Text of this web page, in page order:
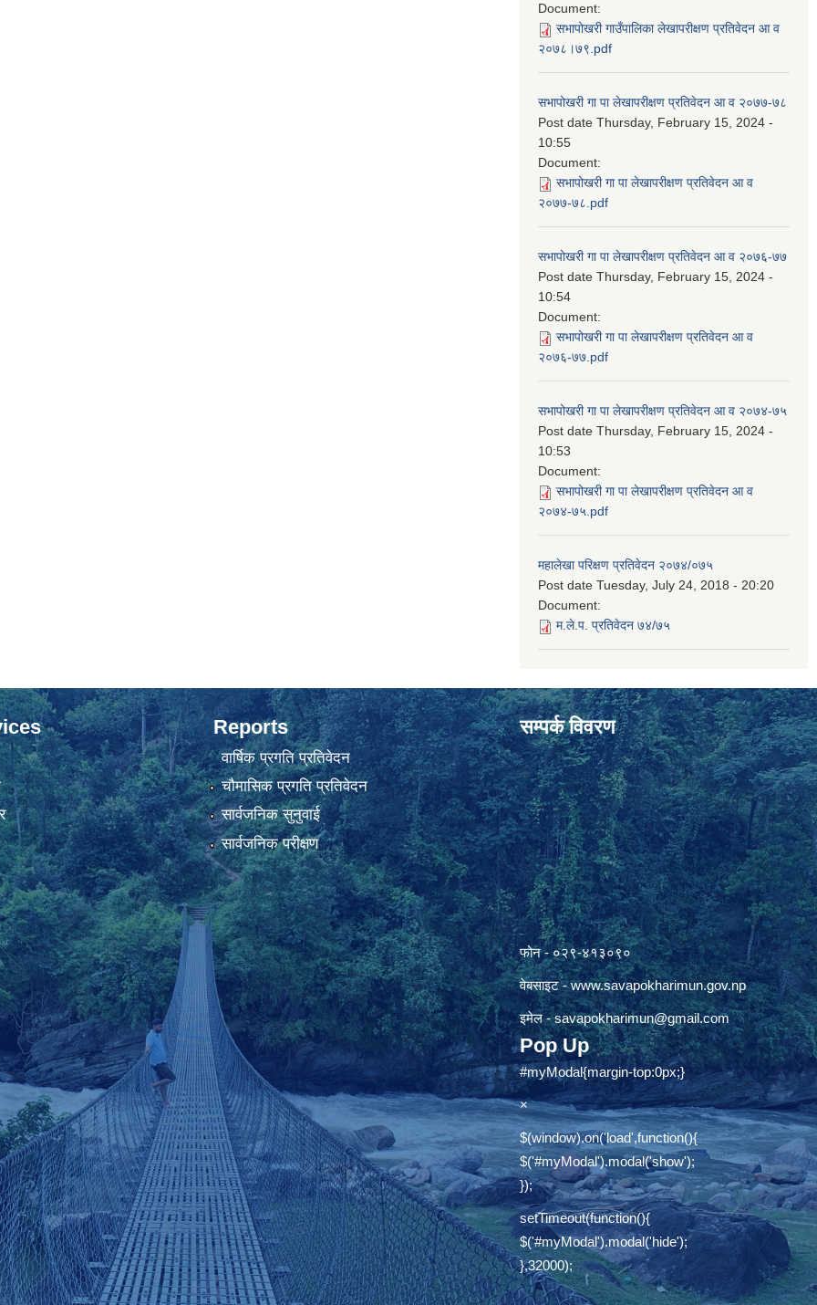
Document:
सभापोखरी गाउँपालिका लेखापरीक्षण प्रतिवेदन आ व
२०७८।७९.pdf
सभापोखरी गा पा लेखापरीक्षण प्रतिवेदन आ व २०७७-७८
Post date Thursday, February 15, 2024 -
10:55
Document:
सभापोखरी गा पा लेखापरीक्षण प्रतिवेदन आ व
२०७७-७८.pdf
सभापोखरी गा पा लेखापरीक्षण प्रतिवेदन आ व २०७६-७७
Post date Thursday, February 15, 2024 -
10:54
Document:
सभापोखरी गा पा लेखापरीक्षण प्रतिवेदन आ व
२०७६-७७.pdf
सभापोखरी गा पा लेखापरीक्षण प्रतिवेदन आ व २०७४-७५
Post date Thursday, February 15, 2024 -
10:53
Document:
सभापोखरी गा पा लेखापरीक्षण प्रतिवेदन आ व
२०७४-७५.pdf
महालेखा परिक्षण प्रतिवेदन २०७४/०७५
Post date Tuesday, July 24, 2018 - 20:20
Document:
म.ले.प. प्रतिवेदन ७४/७५
Reports
वार्षिक प्रगति प्रतिवेदन
चौमासिक प्रगति प्रतिवेदन
सार्वजनिक सुनुवाई
सार्वजनिक परीक्षण
सम्पर्क विवरण
फोन - ०२९-४१३०९०
वेबसाइट -www.savapokharimun.gov.np
इमेल -savapokharimun@gmail.com
Pop Up
#myModal{margin-top:0px;}
×
$(window).on('load',function(){
$('#myModal').modal('show');
});
setTimeout(function(){
$('#myModal').modal('hide');
},32000);